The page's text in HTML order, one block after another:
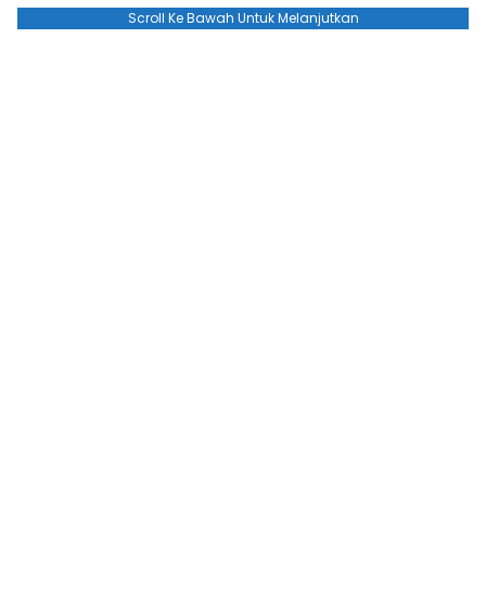
Scroll Ke Bawah Untuk Melanjutkan